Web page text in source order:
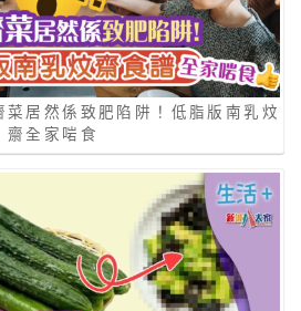
菜居然係致肥陷阱！低脂版南乳炆
齋全家啱食